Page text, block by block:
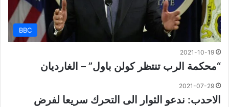
BBC
2021-10-19
“محكمة الرب تنتظر كولن باول” – الغارديان
2021-07-29
الاحدب: ندعو الثوار الى التحرك سريعا لفرض